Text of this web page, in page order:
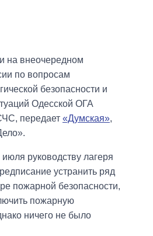
на внеочередном
по вопросам
безопасности и
Одесской ОГА
передает «Думская»,
руководству лагеря
устранить ряд
пожарной безопасности,
пожарную
ничего не было